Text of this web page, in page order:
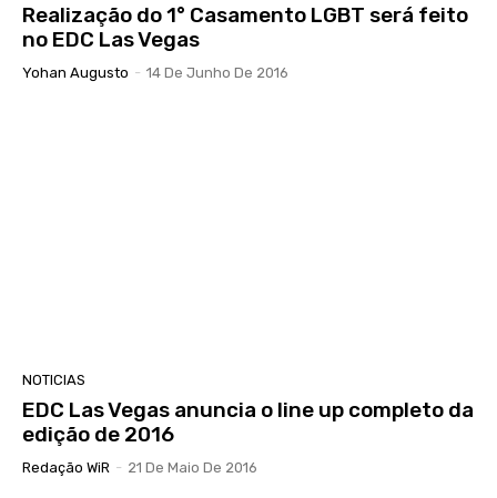
Realização do 1° Casamento LGBT será feito
no EDC Las Vegas
Yohan Augusto - 14 De Junho De 2016
NOTICIAS
EDC Las Vegas anuncia o line up completo da
edição de 2016
Redação WiR - 21 De Maio De 2016